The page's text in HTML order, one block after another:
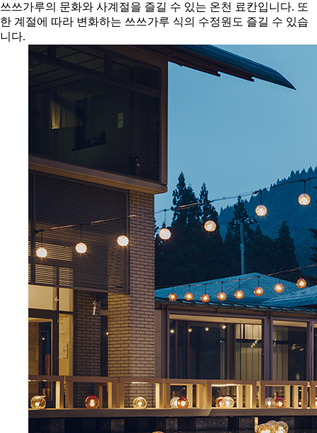
쓰쓰가루의 문화와 사계절을 즐길 수 있는 온천 료칸입니다. 또
한 계절에 따라 변화하는 쓰쓰가루 식의 수정원도 즐길 수 있습
니다.